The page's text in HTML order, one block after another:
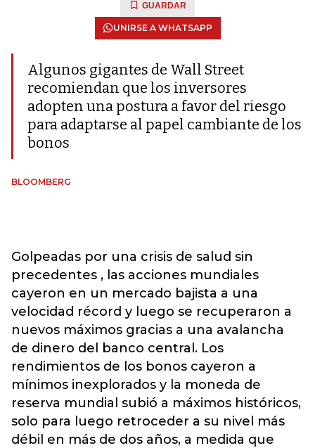
GUARDAR
UNIRSE A WHATSAPP
Algunos gigantes de Wall Street
recomiendan que los inversores
adopten una postura a favor del riesgo
para adaptarse al papel cambiante de los
bonos
BLOOMBERG
Golpeadas por una crisis de salud sin
precedentes , las acciones mundiales
cayeron en un mercado bajista a una
velocidad récord y luego se recuperaron a
nuevos máximos gracias a una avalancha
de dinero del banco central. Los
rendimientos de los bonos cayeron a
mínimos inexplorados y la moneda de
reserva mundial subió a máximos históricos,
solo para luego retroceder a su nivel más
débil en más de dos años, a medida que